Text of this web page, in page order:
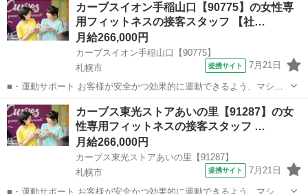
カーブスイオン手稲山口【90775】の女性専
用フィットネスの接客スタッフ 【社…
月給266,000円
カーブスイオン手稲山口【90775】
札幌市
提携サイト 7月21日
■・運動サポート お客様が安全かつ効果的に運動できるよう、マシン
の使い方をアドバイスします。運動が初めての方や苦手な方がほとん
どなので、難しい指導はありません。「今日はこの動きを意識しまし
ょう！」といったお声がけをしながら、...
北海道 札幌市 その他
カーブス東光ストアあいの里【91287】の女
性専用フィットネスの接客スタッフ …
月給266,000円
カーブス東光ストアあいの里【91287】
札幌市
提携サイト 7月21日
■・運動サポート お客様が安全かつ効果的に運動できるよう、マシン